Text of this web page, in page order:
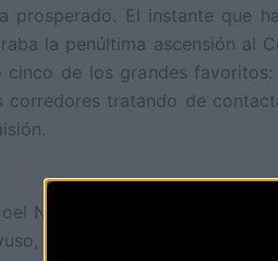
prosperado. El instante que
la penúltima ascensión al
cinco de los grandes
corredores tratando de
Nicolau, Alejandro Ropero,
Aranburu, Rodríguez y